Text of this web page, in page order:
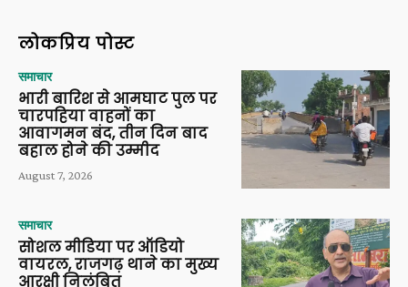
लोकप्रिय पोस्ट
समाचार
भारी बारिश से आमघाट पुल पर
चारपहिया वाहनों का
आवागमन बंद, तीन दिन बाद
बहाल होने की उम्मीद
August 7, 2026
समाचार
सोशल मीडिया पर ऑडियो
वायरल, राजगढ़ थाने का मुख्य
आरक्षी निलंबित